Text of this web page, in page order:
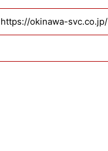
https://okinawa-svc.co.jp/